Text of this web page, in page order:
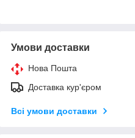
Умови доставки
Нова Пошта
Доставка кур'єром
Всі умови доставки